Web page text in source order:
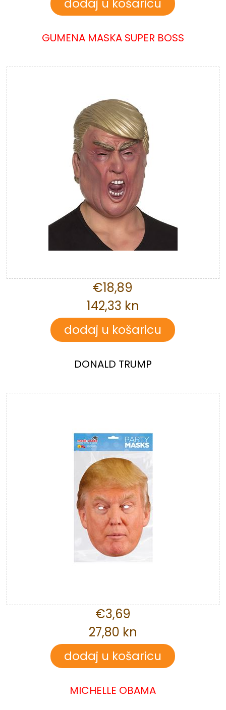
GUMENA MASKA SUPER BOSS
€18,89
142,33 kn
DONALD TRUMP
€3,69
27,80 kn
MICHELLE OBAMA